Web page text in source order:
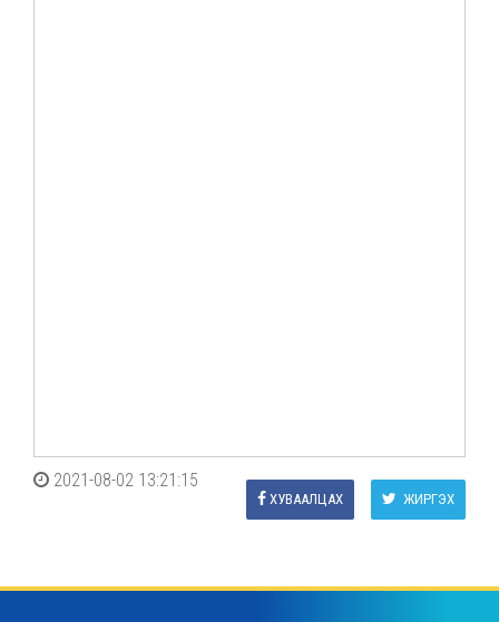
2021-08-02 13:21:15
ЖИРГЭХ
ХУВААЛЦАХ